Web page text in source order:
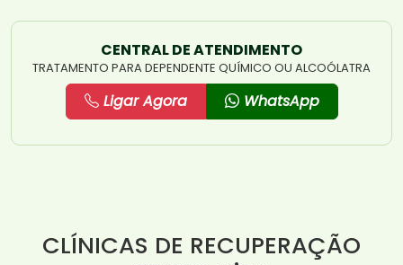
CENTRAL DE ATENDIMENTO
TRATAMENTO PARA DEPENDENTE QUÍMICO OU ALCOÓLATRA
Ligar Agora WhatsApp
CLÍNICAS DE RECUPERAÇÃO